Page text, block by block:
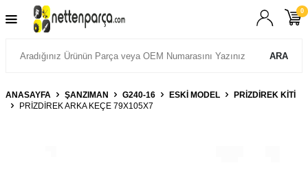
ARA
0
ANASAYFA ŞANZIMAN G240-16 ESKİ MODEL
PRIZDIREK KITI
PRİZDİREK ARKA KEÇE 79X105X7